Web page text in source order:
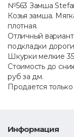
№563 Замша
Козья замша.
плотная.
Отличный
подкладки
Шкурки мелкие
Стоимость до
руб за дм.
Продается
Информация